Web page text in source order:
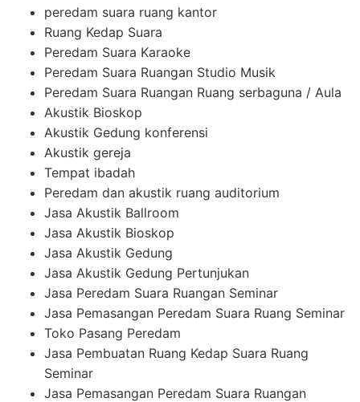
peredam suara ruang kantor
Ruang Kedap Suara
Peredam Suara Karaoke
Peredam Suara Ruangan Studio Musik
Peredam Suara Ruangan Ruang serbaguna / Aula
Akustik Bioskop
Akustik Gedung konferensi
Akustik gereja
Tempat ibadah
Peredam dan akustik ruang auditorium
Jasa Akustik Ballroom
Jasa Akustik Bioskop
Jasa Akustik Gedung
Jasa Akustik Gedung Pertunjukan
Jasa Peredam Suara Ruangan Seminar
Jasa Pemasangan Peredam Suara Ruang Seminar
Toko Pasang Peredam
Jasa Pembuatan Ruang Kedap Suara Ruang
Seminar
Jasa Pemasangan Peredam Suara Ruangan